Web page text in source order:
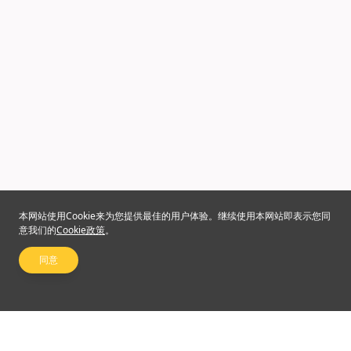
本网站使用Cookie来为您提供最佳的用户体验。继续使用本网站即表示您同
意我们的Cookie政策。
同意